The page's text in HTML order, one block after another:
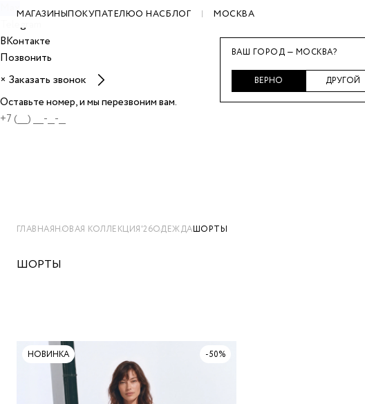
Max
Telegram
ВКонтакте
Позвонить
× Заказать звонок
Оставьте номер, и мы перезвоним вам.
МАГАЗИНЫПОКУПАТЕЛЮО НАСБЛОГ МОСКВА
ГЛАВНАЯНОВАЯ КОЛЛЕКЦИЯ'26ОДЕЖДАШОРТЫ
ШОРТЫ
НОВИНКА -50%
ВАШ ГОРОД — МОСКВА?
ВЕРНО ДРУГОЙ